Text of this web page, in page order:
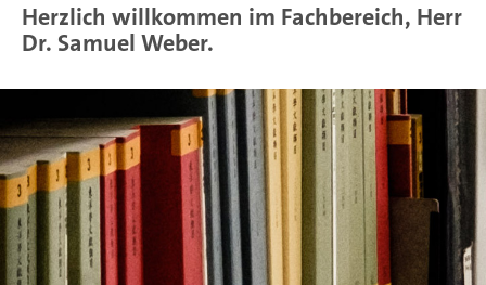
Herzlich willkommen im Fachbereich, Herr
Dr. Samuel Weber.